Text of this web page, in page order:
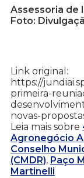
Assessoria de
Foto:
Link original:
https://
primeira-
novas-
Leia mais sobre
Agronegócio
Conselho
(CMDR), Paço
Martinelli